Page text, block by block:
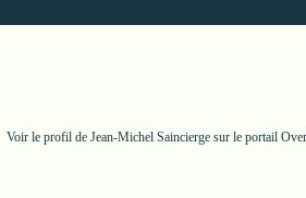
Voir le profil de Jean-Michel Sainciergesur le portail